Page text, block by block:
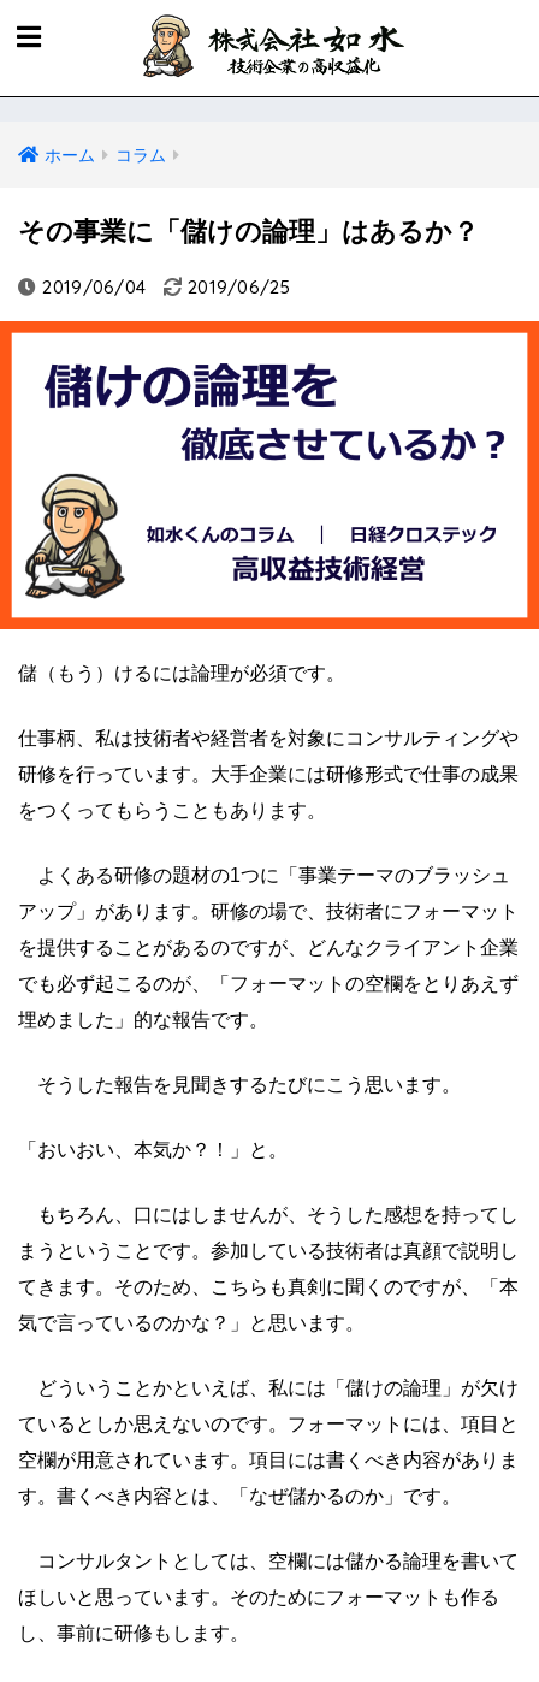
ホーム コラム
その事業に「儲けの論理」はあるか？
2019/06/04 2019/06/25
儲（もう）けるには論理が必須です。
仕事柄、私は技術者や経営者を対象にコンサルティングや
研修を行っています。大手企業には研修形式で仕事の成果
をつくってもらうこともあります。
よくある研修の題材の1つに「事業テーマのブラッシュ
アップ」があります。研修の場で、技術者にフォーマット
を提供することがあるのですが、どんなクライアント企業
でも必ず起こるのが、「フォーマットの空欄をとりあえず
埋めました」的な報告です。
そうした報告を見聞きするたびにこう思います。
「おいおい、本気か？！」と。
もちろん、口にはしませんが、そうした感想を持ってし
まうということです。参加している技術者は真顔で説明し
てきます。そのため、こちらも真剣に聞くのですが、「本
気で言っているのかな？」と思います。
どういうことかといえば、私には「儲けの論理」が欠け
ているとしか思えないのです。フォーマットには、項目と
空欄が用意されています。項目には書くべき内容がありま
す。書くべき内容とは、「なぜ儲かるのか」です。
コンサルタントとしては、空欄には儲かる論理を書いて
ほしいと思っています。そのためにフォーマットも作る
し、事前に研修もします。